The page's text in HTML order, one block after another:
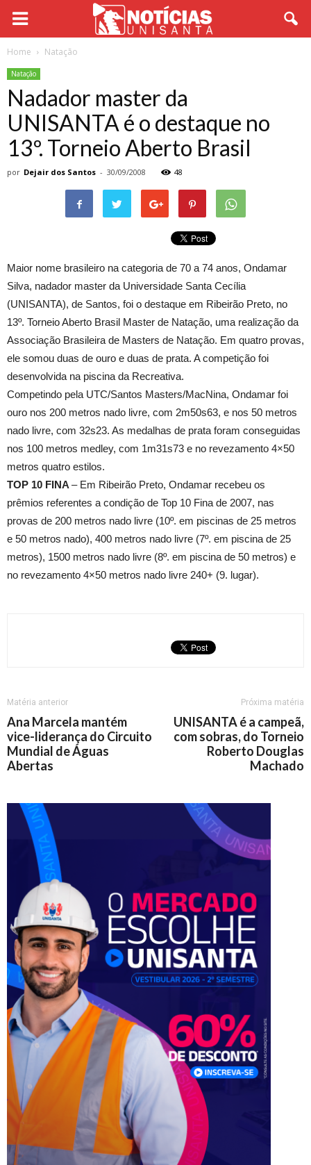
Home Natação
Natação
Nadador master da
UNISANTA é o destaque no
13º. Torneio Aberto Brasil
por Dejair dos Santos - 30/09/2008 48
Maior nome brasileiro na categoria de 70 a 74 anos, Ondamar
Silva, nadador master da Universidade Santa Cecília
(UNISANTA), de Santos, foi o destaque em Ribeirão Preto, no
13º. Torneio Aberto Brasil Master de Natação, uma realização da
Associação Brasileira de Masters de Natação. Em quatro provas,
ele somou duas de ouro e duas de prata. A competição foi
desenvolvida na piscina da Recreativa.
Competindo pela UTC/Santos Masters/MacNina, Ondamar foi
ouro nos 200 metros nado livre, com 2m50s63, e nos 50 metros
nado livre, com 32s23. As medalhas de prata foram conseguidas
nos 100 metros medley, com 1m31s73 e no revezamento 4×50
metros quatro estilos.
TOP 10 FINA – Em Ribeirão Preto, Ondamar recebeu os
prêmios referentes a condição de Top 10 Fina de 2007, nas
provas de 200 metros nado livre (10º. em piscinas de 25 metros
e 50 metros nado), 400 metros nado livre (7º. em piscina de 25
metros), 1500 metros nado livre (8º. em piscina de 50 metros) e
no revezamento 4×50 metros nado livre 240+ (9. lugar).
Matéria anterior
Ana Marcela mantém
vice-liderança do Circuito
Mundial de Águas
Abertas
Próxima matéria
UNISANTA é a campeã,
com sobras, do Torneio
Roberto Douglas
Machado